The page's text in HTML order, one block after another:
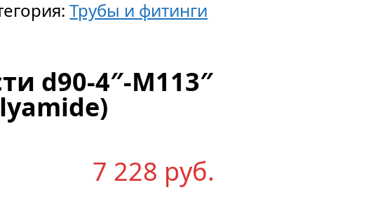
Трубы и фитинги
d90-4″-M113″
7 228 руб.